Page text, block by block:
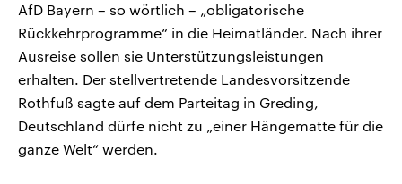
AfD Bayern – so wörtlich – „obligatorische
Rückkehrprogramme“ in die Heimatländer. Nach ihrer
Ausreise sollen sie Unterstützungsleistungen
erhalten. Der stellvertretende Landesvorsitzende
Rothfuß sagte auf dem Parteitag in Greding,
Deutschland dürfe nicht zu „einer Hängematte für die
ganze Welt“ werden.